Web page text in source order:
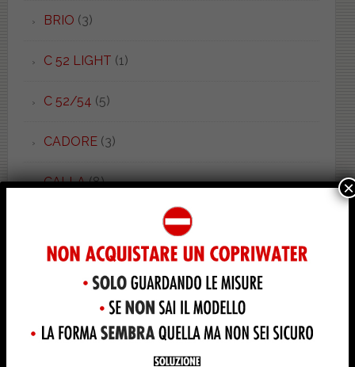
BRIO (3)
C 52 LIGHT (1)
C 52/54 (5)
CADORE(3)
CALLA(8)
CANOVA(7)
CANOVA MONO(1)
CANOVA ROYAL(2)
×